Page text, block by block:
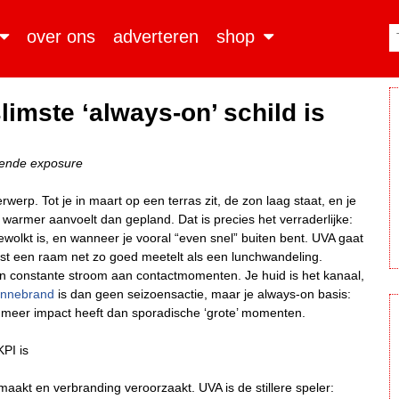
over ons adverteren shop
‘always-on’ schild is
exposure
Tot je in maart op een terras zit, de zon laag staat, en je
aanvoelt dan gepland. Dat is precies het verraderlijke:
is, en wanneer je vooral “even snel” buiten bent. UVA gaat
een raam net zo goed meetelt als een lunchwandeling.
stroom aan contactmomenten. Je huid is het kanaal,
is dan geen seizoensactie, maar je always-on basis:
impact heeft dan sporadische ‘grote’ momenten.
is
en verbranding veroorzaakt. UVA is de stillere speler: